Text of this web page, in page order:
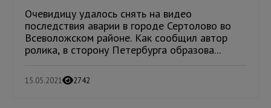
Очевидицу удалось снять на видео
последствия аварии в городе Сертолово во
Всеволожском районе. Как сообщил автор
ролика, в сторону Петербурга образова...
15.05.2021 2742